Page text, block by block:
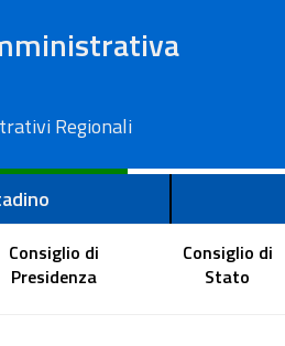
Regionali
Consiglio di
Presidenza
Consiglio di
Stato